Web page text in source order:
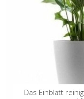
Das Einblatt